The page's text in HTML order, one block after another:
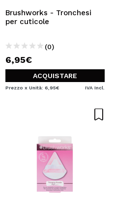
Brushworks - Tronchesi
per cuticole
(0)
6,95€
ACQUISTARE
Prezzo x Unità: 6,95€ IVA Incl.